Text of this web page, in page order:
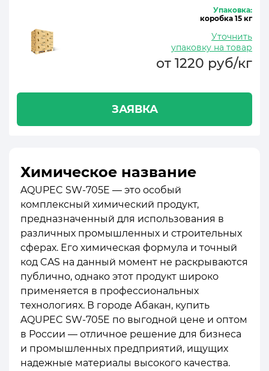
Упаковка:
коробка 15 кг
Уточнить
упаковку на товар
от 1220 руб/кг
ЗАЯВКА
Химическое название
AQUPEC SW-705E — это особый
комплексный химический продукт,
предназначенный для использования в
различных промышленных и строительных
сферах. Его химическая формула и точный
код CAS на данный момент не раскрываются
публично, однако этот продукт широко
применяется в профессиональных
технологиях. В городе Абакан, купить
AQUPEC SW-705E по выгодной цене и оптом
в России — отличное решение для бизнеса
и промышленных предприятий, ищущих
надежные материалы высокого качества.